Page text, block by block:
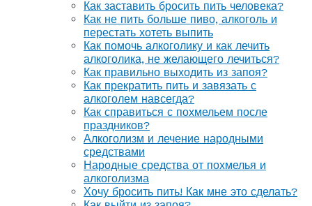
Как заставить бросить пить человека?
Как не пить больше пиво, алкоголь и
перестать хотеть выпить
Как помочь алкоголику и как лечить
алкоголика, не желающего лечиться?
Как правильно выходить из запоя?
Как прекратить пить и завязать с
алкоголем навсегда?
Как справиться с похмельем после
праздников?
Алкоголизм и лечение народными
средствами
Народные средства от похмелья и
алкоголизма
Хочу бросить пить! Как мне это сделать?